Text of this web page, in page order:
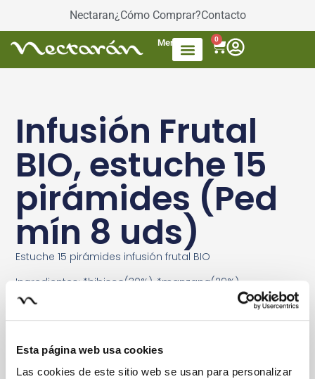
Esta página web usa cookies
Las cookies de este sitio web se usan para personalizar
Nectaran¿Cómo Comprar?Contacto
Menú 0
Infusión Frutal
BIO, estuche 15
pirámides (Ped
mín 8 uds)
Estuche 15 pirámides infusión frutal BIO
Ingredientes: *hibisco(30%), *manzana(29%),
*sauco(15%), cáscara de naranja(15%),
escaramujo(10%) y aroma natural de arándano.